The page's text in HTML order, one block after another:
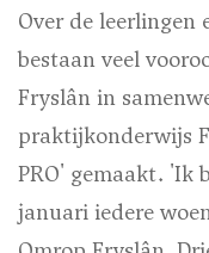
Over de
bestaan veel
Fryslân in
praktijkonderwijs
PRO' gemaakt. 'Ik
januari iedere